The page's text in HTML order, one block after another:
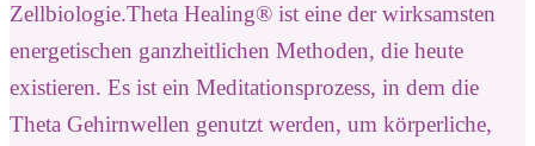
Zellbiologie.Theta Healing® ist eine der wirksamsten
energetischen ganzheitlichen Methoden, die heute
existieren. Es ist ein Meditationsprozess, in dem die
Theta Gehirnwellen genutzt werden, um körperliche,